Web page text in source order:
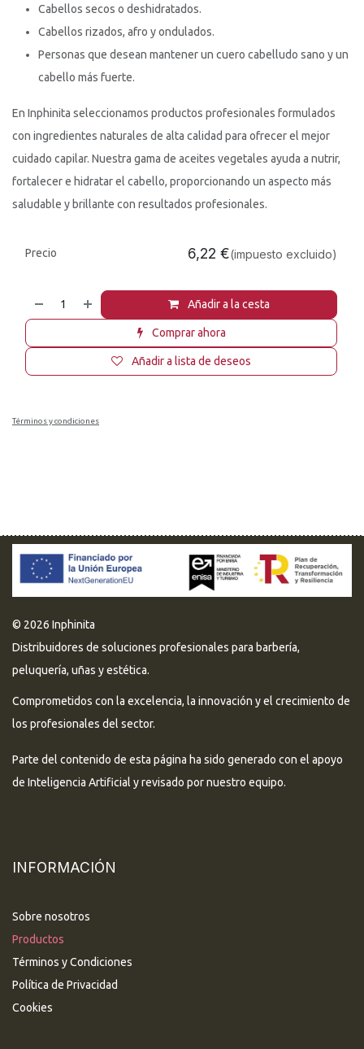
Cabellos secos o deshidratados.
Cabellos rizados, afro y ondulados.
Personas que desean mantener un cuero cabelludo sano y un
cabello más fuerte.
En Inphinita seleccionamos productos profesionales formulados
con ingredientes naturales de alta calidad para ofrecer el mejor
cuidado capilar. Nuestra gama de aceites vegetales ayuda a nutrir,
fortalecer e hidratar el cabello, proporcionando un aspecto más
saludable y brillante con resultados profesionales.
Añadir a la cesta
Comprar ahora
Añadir a lista de deseos
Precio 6,22 €(impuesto excluido)
Términos y condiciones
© 2026 Inphinita
Distribuidores de soluciones profesionales para barbería,
peluquería, uñas y estética.
Comprometidos con la excelencia, la innovación y el crecimiento de
los profesionales del sector.
Parte del contenido de esta página ha sido generado con el apoyo
de Inteligencia Artificial y revisado por nuestro equipo.
INFORMACIÓN
Sobre nosotros
Productos
Términos y Condiciones
Política de Privacidad
Cookies